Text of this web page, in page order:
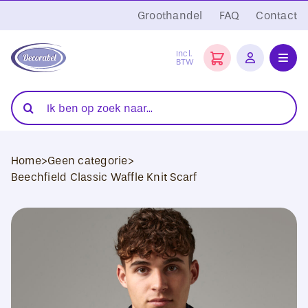
naar
inhoud
Groothandel FAQ Contact
Incl.
BTW
Folies
Transferpersen
Zoeken
naar:
Home>Geen categorie>
Beechfield Classic Waffle Knit Scarf